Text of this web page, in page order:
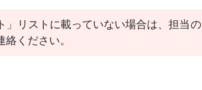
」リストに載っていない場合は、担当の
ください。